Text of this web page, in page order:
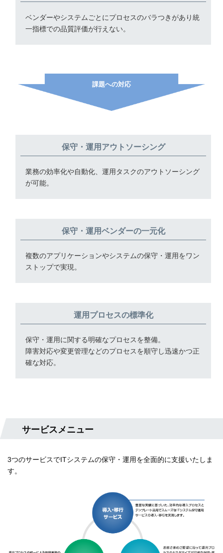
ベンダーやシステムごとにプロセスのバラつきがあり統
一指標での品質評価が行えない。
課題への対応
保守・運用アウトソーシング
業務の効率化や自動化、運用タスクのアウトソーシング
が可能。
保守・運用ベンダーの一元化
複数のアプリケーションやシステムの保守・運用をワン
ストップで実現。
運用プロセスの標準化
保守・運用に関する明確なプロセスを整備。
障害対応や変更管理などのプロセスを順守し迅速かつ正
確な対応。
サービスメニュー
3つのサービスでITシステムの保守・運用を全面的に支援いたしま
す。